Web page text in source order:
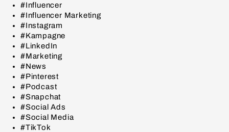
#Influencer
#Influencer Marketing
#Instagram
#Kampagne
#LinkedIn
#Marketing
#News
#Pinterest
#Podcast
#Snapchat
#Social Ads
#Social Media
#TikTok